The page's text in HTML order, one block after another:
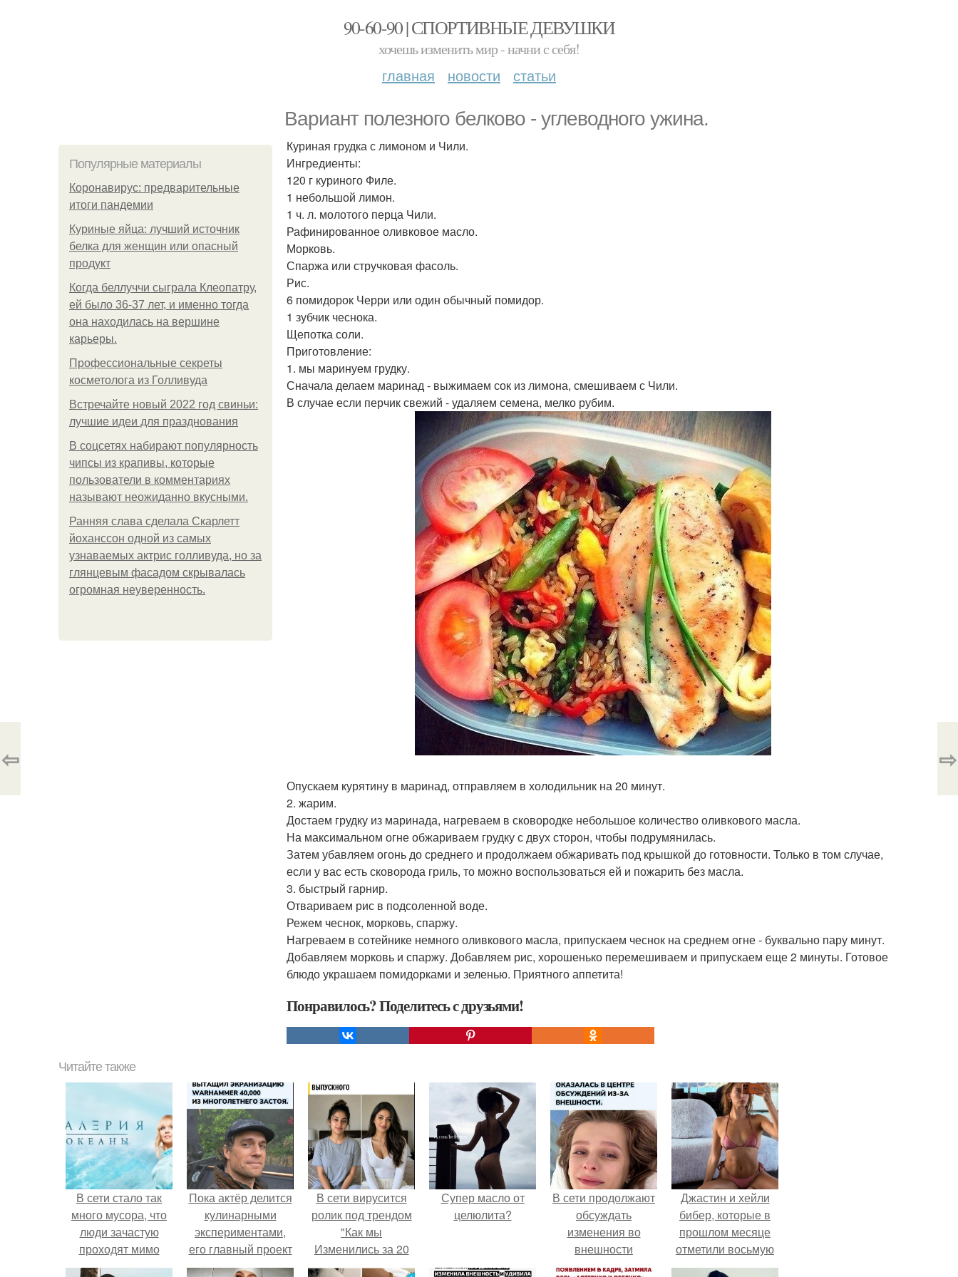
90-60-90 | СПОРТИВНЫЕ ДЕВУШКИ
хочешь изменить мир - начни с себя!
главная новости статьи
Вариант полезного белково - углеводного ужина.
Популярные материалы
Коронавирус: предварительные
итоги пандемии
Куриные яйца: лучший источник
белка для женщин или опасный
продукт
Когда беллуччи сыграла Клеопатру,
ей было 36-37 лет, и именно тогда
она находилась на вершине
карьеры.
Профессиональные секреты
косметолога из Голливуда
Встречайте новый 2022 год свиньи:
лучшие идеи для празднования
В соцсетях набирают популярность
чипсы из крапивы, которые
пользователи в комментариях
называют неожиданно вкусными.
Ранняя слава сделала Скарлетт
йоханссон одной из самых
узнаваемых актрис голливуда, но за
глянцевым фасадом скрывалась
огромная неуверенность.
Куриная грудка с лимоном и Чили.
Ингредиенты:
120 г куриного Филе.
1 небольшой лимон.
1 ч. л. молотого перца Чили.
Рафинированное оливковое масло.
Морковь.
Спаржа или стручковая фасоль.
Рис.
6 помидорок Черри или один обычный помидор.
1 зубчик чеснока.
Щепотка соли.
Приготовление:
1. мы маринуем грудку.
Сначала делаем маринад - выжимаем сок из лимона, смешиваем с Чили.
В случае если перчик свежий - удаляем семена, мелко рубим.
Опускаем курятину в маринад, отправляем в холодильник на 20 минут.
2. жарим.
Достаем грудку из маринада, нагреваем в сковородке небольшое количество оливкового масла.
На максимальном огне обжариваем грудку с двух сторон, чтобы подрумянилась.
Затем убавляем огонь до среднего и продолжаем обжаривать под крышкой до готовности. Только в том случае,
если у вас есть сковорода гриль, то можно воспользоваться ей и пожарить без масла.
3. быстрый гарнир.
Отвариваем рис в подсоленной воде.
Режем чеснок, морковь, спаржу.
Нагреваем в сотейнике немного оливкового масла, припускаем чеснок на среднем огне - буквально пару минут.
Добавляем морковь и спаржу. Добавляем рис, хорошенько перемешиваем и припускаем еще 2 минуты. Готовое
блюдо украшаем помидорками и зеленью. Приятного аппетита!
Понравилось? Поделитесь с друзьями!
⇦ ⇨
Читайте также
В сети стало так
много мусора, что
люди зачастую
проходят мимо
чего-то очень
Пока актёр делится
кулинарными
экспериментами,
его главный проект
сделал серьёзный
В сети вирусится
ролик под трендом
"Как мы
Изменились за 20
лет".
Супер масло от
целюлита?
В сети продолжают
обсуждать
изменения во
внешности
актрисы.
Джастин и хейли
бибер, которые в
прошлом месяце
отметили восьмую
годовщину